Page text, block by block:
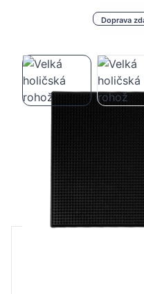
Doprava
Velká holičská
B2B cena